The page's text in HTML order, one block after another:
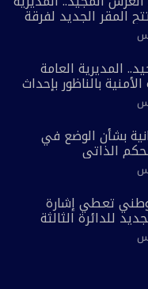
المقر الجديد لفرقة
المديرية العامة
بالناظور بإحداث
بشأن الوضع في
الذاتي
تعطي إشارة
للدائرة الثالثة